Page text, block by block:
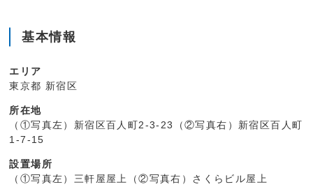
基本情報
エリア
東京都 新宿区
所在地
（①写真左）新宿区百人町2-3-23（②写真右）新宿区百人町
1-7-15
設置場所
（①写真左）三軒屋屋上（②写真右）さくらビル屋上